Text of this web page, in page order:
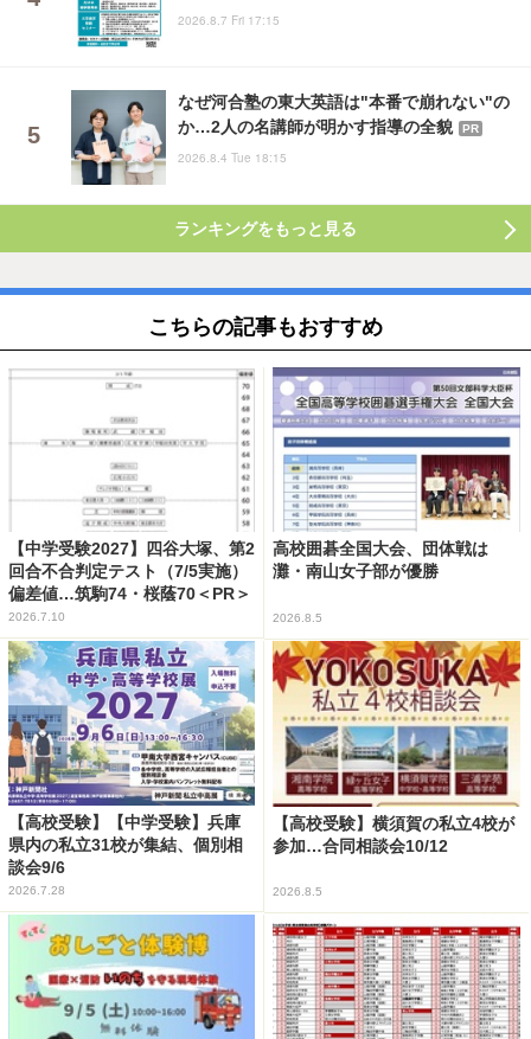
2026.8.7 Fri 17:15
なぜ河合塾の東大英語は"本番で崩れない"の
か…2人の名講師が明かす指導の全貌
PR
2026.8.4 Tue 18:15
ランキングをもっと見る
こちらの記事もおすすめ
【中学受験2027】四谷大塚、第2
回合不合判定テスト（7/5実施）
偏差値…筑駒74・桜蔭70＜PR＞
2026.7.10
高校囲碁全国大会、団体戦は
灘・南山女子部が優勝
2026.8.5
【高校受験】【中学受験】兵庫
県内の私立31校が集結、個別相
談会9/6
2026.7.28
【高校受験】横須賀の私立4校が
参加…合同相談会10/12
2026.8.5